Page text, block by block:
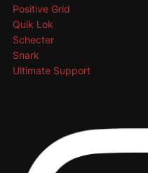
Positive Grid
Quik Lok
Schecter
Snark
Ultimate Support